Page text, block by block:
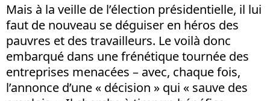
Mais à la veille de l’élection présidentielle, il lui
faut de nouveau se déguiser en héros des
pauvres et des travailleurs. Le voilà donc
embarqué dans une frénétique tournée des
entreprises menacées – avec, chaque fois,
l’annonce d’une « décision » qui « sauve des